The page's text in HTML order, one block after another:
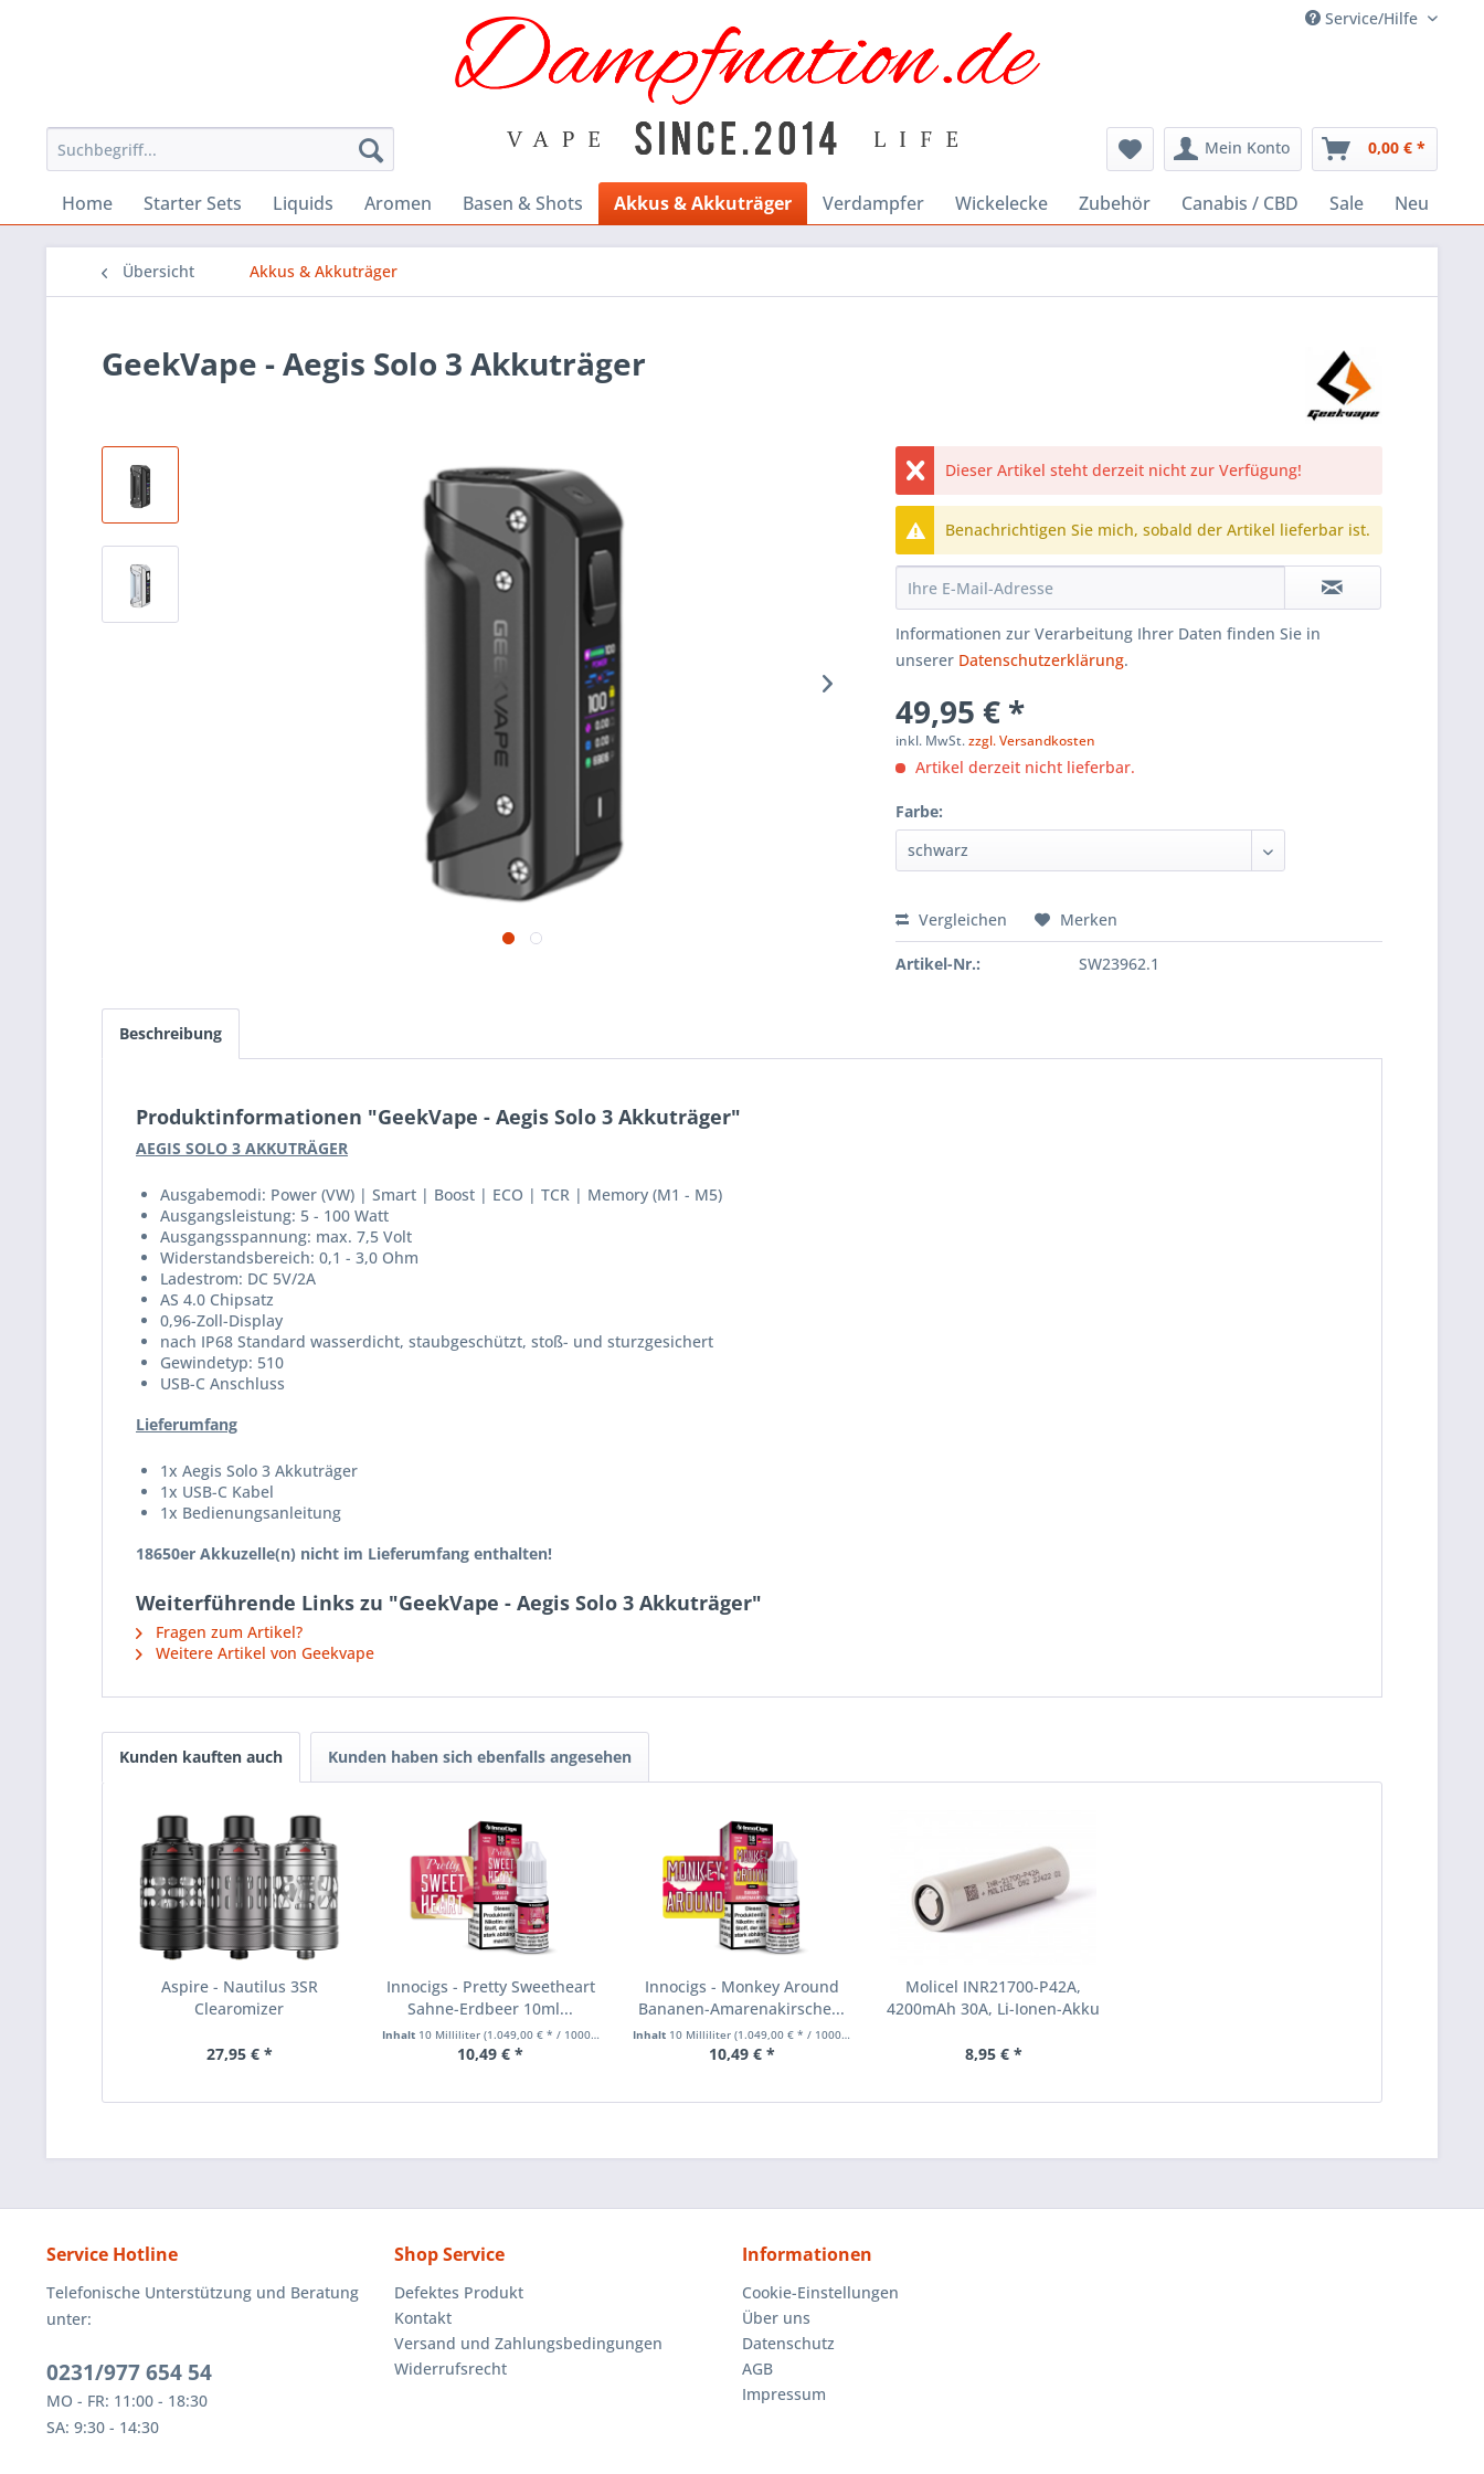
Service/Hilfe
Mein Konto 0,00 € *
Home Starter Sets Liquids Aromen Basen & Shots Akkus & Akkuträger Verdampfer Wickelecke Zubehör Canabis / CBD Sale Neu
Übersicht Akkus & Akkuträger
GeekVape - Aegis Solo 3 Akkuträger
Dieser Artikel steht derzeit nicht zur Verfügung!
Benachrichtigen Sie mich, sobald der Artikel lieferbar ist.
Informationen zur Verarbeitung Ihrer Daten finden Sie in
unserer Datenschutzerklärung.
49,95 € *
inkl. MwSt.zzgl. Versandkosten
Artikel derzeit nicht lieferbar.
Farbe:
Vergleichen Merken
Artikel-Nr.: SW23962.1
Beschreibung
Produktinformationen "GeekVape - Aegis Solo 3 Akkuträger"
AEGIS SOLO 3 AKKUTRÄGER
Ausgabemodi: Power (VW) | Smart | Boost | ECO | TCR | Memory (M1 - M5)
Ausgangsleistung: 5 - 100 Watt
Ausgangsspannung: max. 7,5 Volt
Widerstandsbereich: 0,1 - 3,0 Ohm
Ladestrom: DC 5V/2A
AS 4.0 Chipsatz
0,96-Zoll-Display
nach IP68 Standard wasserdicht, staubgeschützt, stoß- und sturzgesichert
Gewindetyp: 510
USB-C Anschluss
Lieferumfang
1x Aegis Solo 3 Akkuträger
1x USB-C Kabel
1x Bedienungsanleitung
18650er Akkuzelle(n) nicht im Lieferumfang enthalten!
Weiterführende Links zu "GeekVape - Aegis Solo 3 Akkuträger"
Fragen zum Artikel?
Weitere Artikel von Geekvape
Kunden kauften auch Kunden haben sich ebenfalls angesehen
Aspire - Nautilus 3SR
Clearomizer
27,95 € *
Innocigs - Pretty Sweetheart
Sahne-Erdbeer 10ml...
Inhalt 10 Milliliter (1.049,00 € * / 1000 Milliliter)
10,49 € *
Innocigs - Monkey Around
Bananen-Amarenakirsche...
Inhalt 10 Milliliter(1.049,00 € * / 1000 Milliliter)
10,49 € *
Molicel INR21700-P42A,
4200mAh 30A, Li-Ionen-Akku
8,95 € *
Service Hotline
Telefonische Unterstützung und Beratung
unter:
0231/977 654 54
MO - FR: 11:00 - 18:30
SA: 9:30 - 14:30
Shop Service
Defektes Produkt
Kontakt
Versand und Zahlungsbedingungen
Widerrufsrecht
Informationen
Cookie-Einstellungen
Über uns
Datenschutz
AGB
Impressum